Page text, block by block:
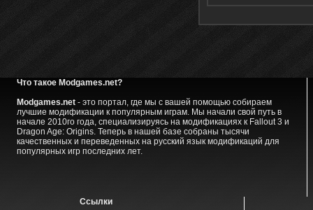
Что такое Modgames.net?
Modgames.net- это портал, где мы с вашей помощью собираем
лучшие модификации к популярным играм. Мы начали свой путь в
начале 2010го года, специализируясь на модификациях к Fallout 3 и
Dragon Age: Origins. Теперь в нашей базе собраны тысячи
качественных и переведенных на русский язык модификаций для
популярных игр последних лет.
Ссылки